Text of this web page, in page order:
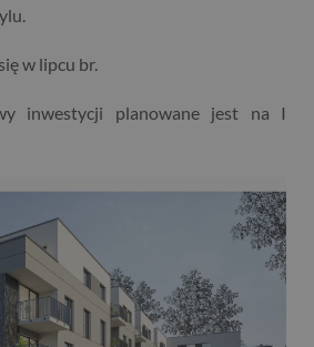
w lipcu br.
inwestycji planowane jest na I